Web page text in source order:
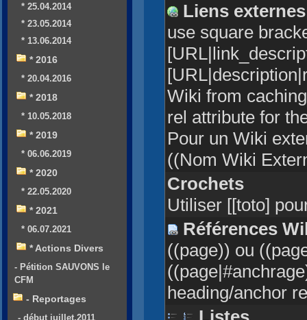
Liens externes
use square
Wiki from
rel attribute for
Pour un Wiki
((Nom Wiki
Crochets
Utiliser [[toto]
Références
((page)) ou
heading/anchor
* 25.04.2014
* 23.05.2014
* 13.06.2014
* 2016
* 20.04.2016
* 2018
* 10.05.2018
* 2019
* 06.06.2019
* 2020
* 22.05.2020
* 2021
* 06.07.2021
* Actions Divers
- Pétition SAUVONS le
CFM
- Reportages
- début juillet.2011